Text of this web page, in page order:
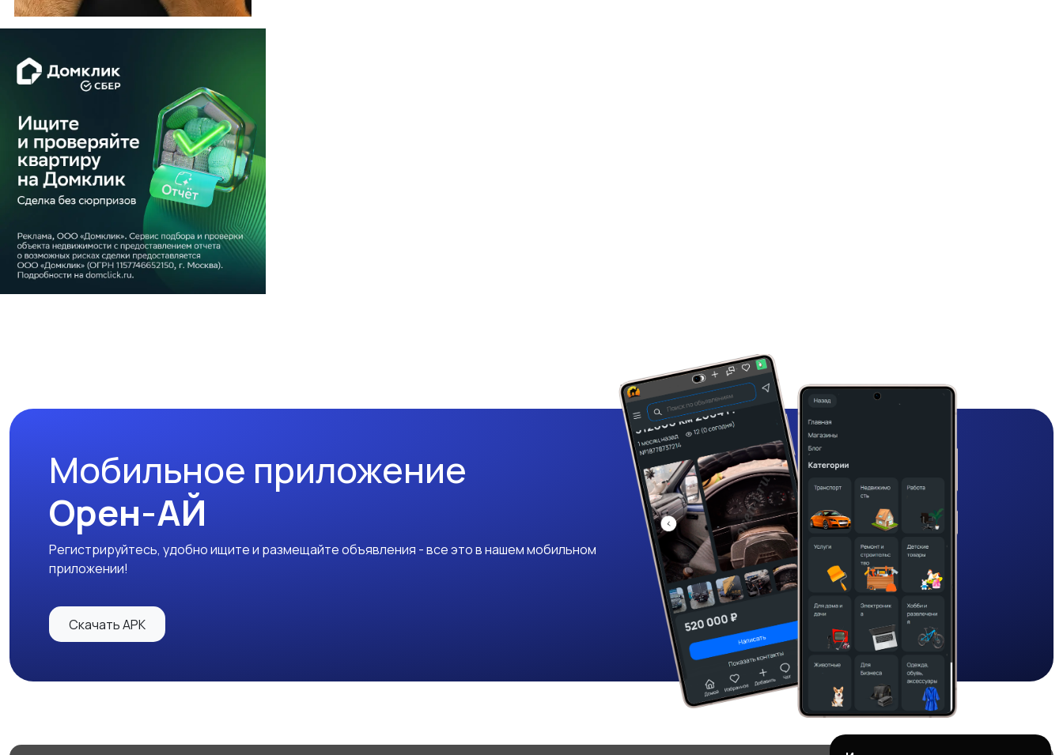
Мобильное приложение
Орен-АЙ
Регистрируйтесь, удобно ищите и размещайте объявления - все это в нашем мобильном
приложении!
Скачать APK